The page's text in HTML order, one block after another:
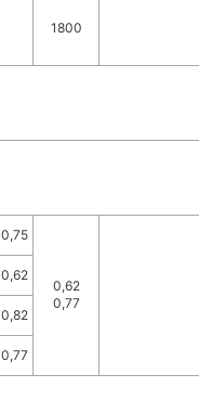
1800
0,75
0,62
0,77
0,62
0,82
0,77